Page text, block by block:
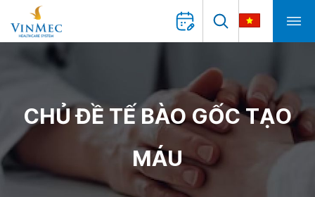
CHỦ ĐỀ TẾ BÀO GỐC TẠO
MÁU